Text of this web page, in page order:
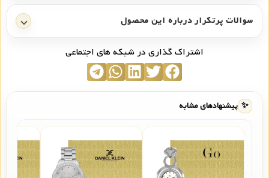
سوالات پرتکرار درباره این محصول
اشتراک گذاری در شبکه های اجتماعی
✨ پیشنهادهای مشابه